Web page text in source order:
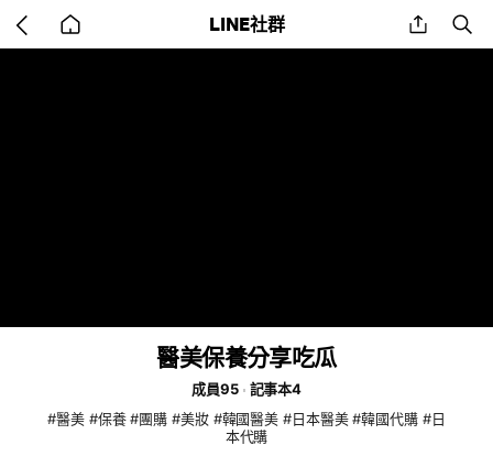
back
to
LINE社群 share
醫美保養分享吃瓜
成員95
記事本4
#醫美 #保養 #團購 #美妝 #韓國醫美 #日本醫美 #韓國代購 #日
本代購